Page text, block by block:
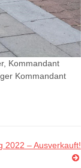
Kommandant
Kommandant
2022 – Ausverkauft!